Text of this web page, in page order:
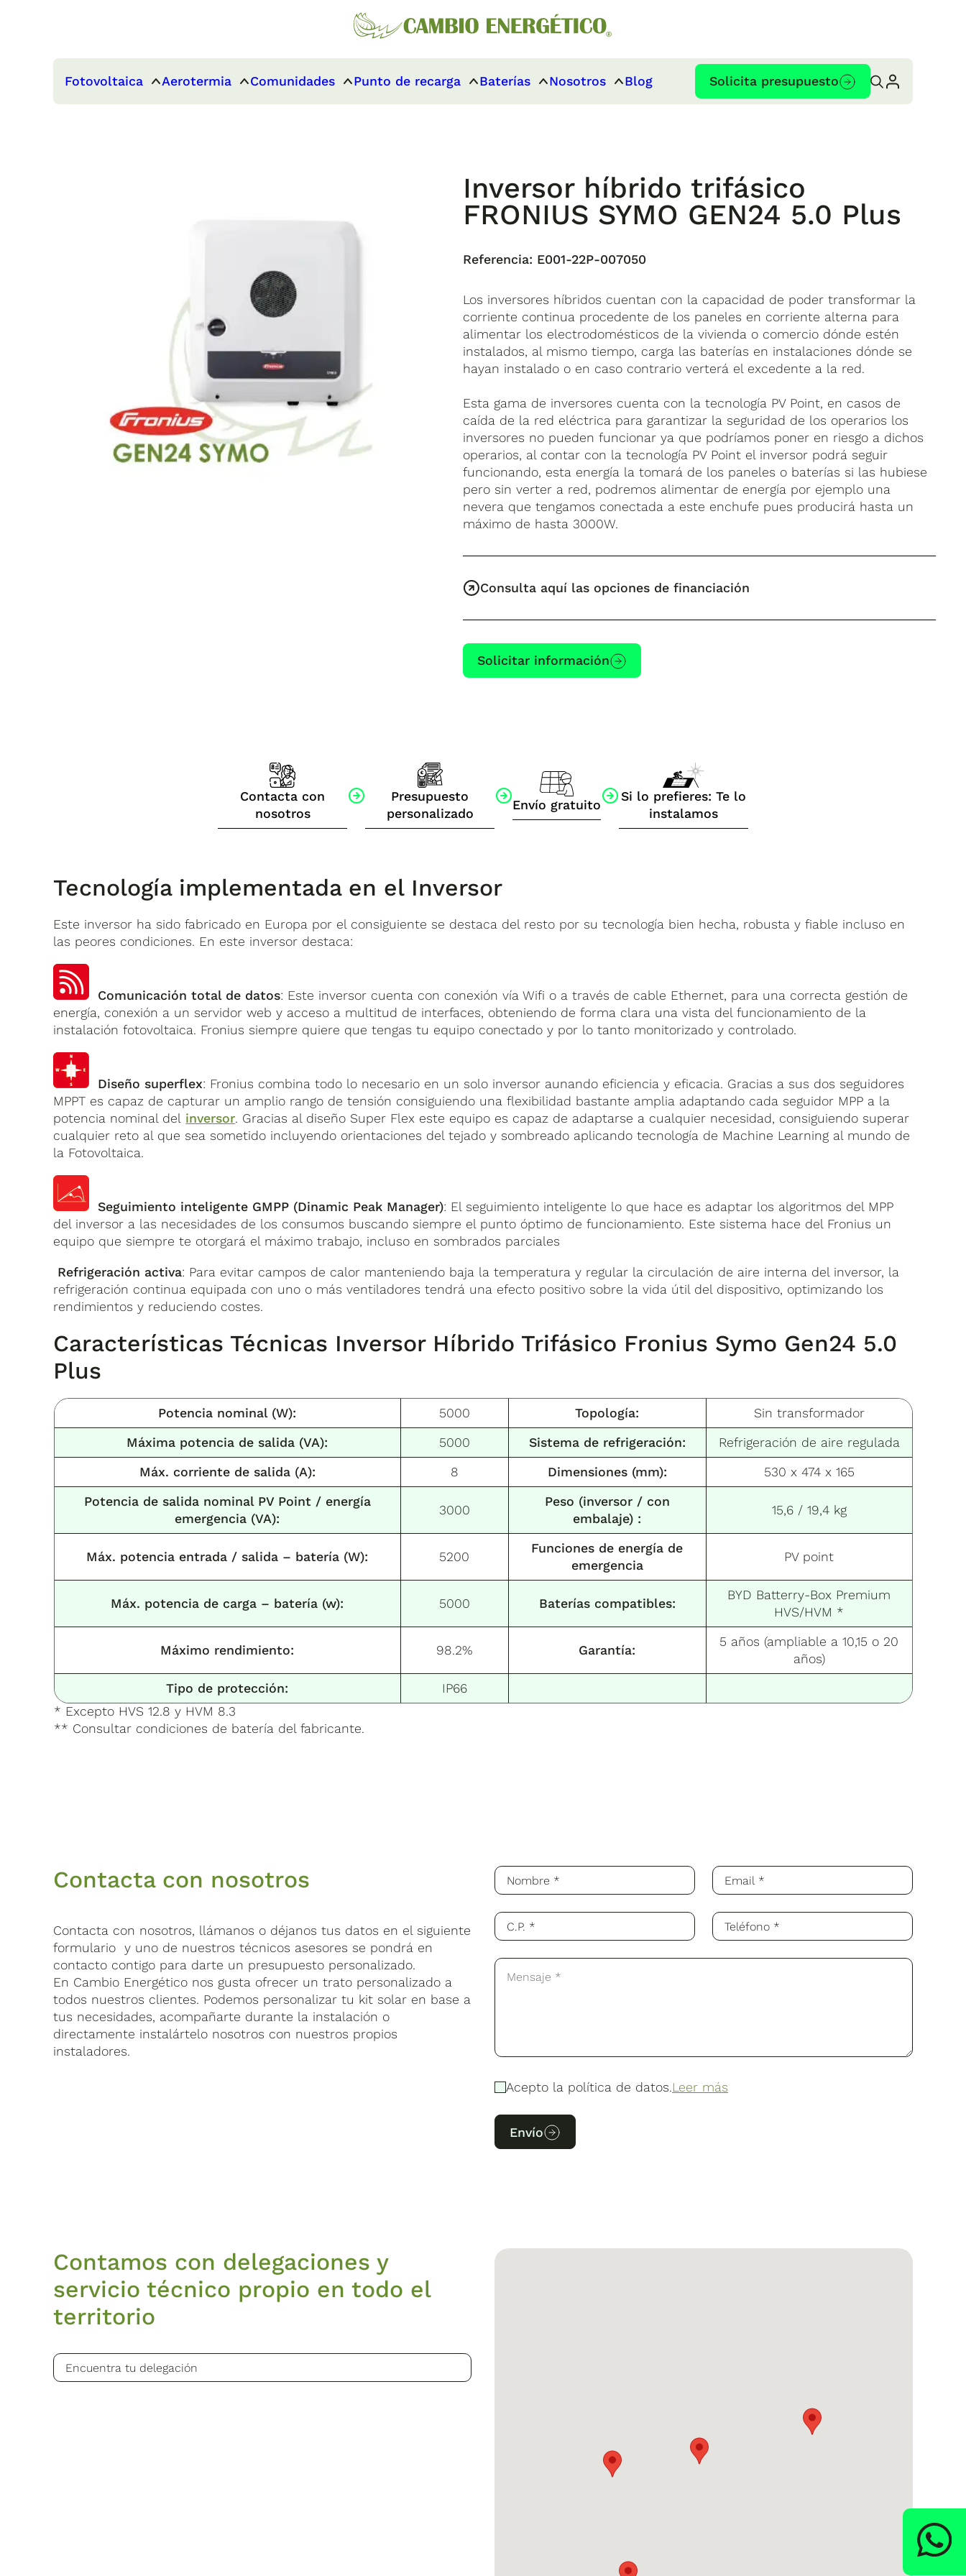
Fotovoltaica Aerotermia Comunidades Punto de recarga Baterías Nosotros Blog Solicita presupuesto
Inversor híbrido trifásico
FRONIUS SYMO GEN24 5.0 Plus
Referencia: E001-22P-007050
Los inversores híbridos cuentan con la capacidad de poder transformar la
corriente continua procedente de los paneles en corriente alterna para
alimentar los electrodomésticos de la vivienda o comercio dónde estén
instalados, al mismo tiempo, carga las baterías en instalaciones dónde se
hayan instalado o en caso contrario verterá el excedente a la red.
Esta gama de inversores cuenta con la tecnología PV Point, en casos de
caída de la red eléctrica para garantizar la seguridad de los operarios los
inversores no pueden funcionar ya que podríamos poner en riesgo a dichos
operarios, al contar con la tecnología PV Point el inversor podrá seguir
funcionando, esta energía la tomará de los paneles o baterías si las hubiese
pero sin verter a red, podremos alimentar de energía por ejemplo una
nevera que tengamos conectada a este enchufe pues producirá hasta un
máximo de hasta 3000W.
Consulta aquí las opciones de financiación
Solicitar información
Contacta con
nosotros
Presupuesto
personalizado
Envío gratuito
Si lo prefieres: Te lo
instalamos
Tecnología implementada en el Inversor
Este inversor ha sido fabricado en Europa por el consiguiente se destaca del resto por su tecnología bien hecha, robusta y fiable incluso en
las peores condiciones. En este inversor destaca:
Comunicación total de datos: Este inversor cuenta con conexión vía Wifi o a través de cable Ethernet, para una correcta gestión de
energía, conexión a un servidor web y acceso a multitud de interfaces, obteniendo de forma clara una vista del funcionamiento de la
instalación fotovoltaica. Fronius siempre quiere que tengas tu equipo conectado y por lo tanto monitorizado y controlado.
Diseño superflex: Fronius combina todo lo necesario en un solo inversor aunando eficiencia y eficacia. Gracias a sus dos seguidores
MPPT es capaz de capturar un amplio rango de tensión consiguiendo una flexibilidad bastante amplia adaptando cada seguidor MPP a la
potencia nominal del inversor. Gracias al diseño Super Flex este equipo es capaz de adaptarse a cualquier necesidad, consiguiendo superar
cualquier reto al que sea sometido incluyendo orientaciones del tejado y sombreado aplicando tecnología de Machine Learning al mundo de
la Fotovoltaica.
Seguimiento inteligente GMPP (Dinamic Peak Manager): El seguimiento inteligente lo que hace es adaptar los algoritmos del MPP
del inversor a las necesidades de los consumos buscando siempre el punto óptimo de funcionamiento. Este sistema hace del Fronius un
equipo que siempre te otorgará el máximo trabajo, incluso en sombrados parciales
Refrigeración activa: Para evitar campos de calor manteniendo baja la temperatura y regular la circulación de aire interna del inversor, la
refrigeración continua equipada con uno o más ventiladores tendrá una efecto positivo sobre la vida útil del dispositivo, optimizando los
rendimientos y reduciendo costes.
Características Técnicas Inversor Híbrido Trifásico Fronius Symo Gen24 5.0
Plus
Potencia nominal (W): 5000 Topología:
Sin transformador
Máxima potencia de salida (VA):
5000 Sistema de refrigeración:
Refrigeración de aire regulada
Máx. corriente de salida (A):
8 Dimensiones (mm):
530 x 474 x 165
Potencia de salida nominal PV Point / energía
emergencia (VA):
3000
Peso (inversor / con
embalaje) :
15,6 / 19,4 kg
Máx. potencia entrada / salida – batería (W): 5200
Funciones de energía de
emergencia
PV point
Máx. potencia de carga – batería (w): 5000 Baterías compatibles:
BYD Batterry-Box Premium
HVS/HVM *
Máximo rendimiento: 98.2% Garantía:
5 años (ampliable a 10,15 o 20
años)
Tipo de protección:
IP66
* Excepto HVS 12.8 y HVM 8.3
** Consultar condiciones de batería del fabricante.
Contacta con nosotros
Contacta con nosotros, llámanos o déjanos tus datos en el siguiente
formulario y uno de nuestros técnicos asesores se pondrá en
contacto contigo para darte un presupuesto personalizado.
En Cambio Energético nos gusta ofrecer un trato personalizado a
todos nuestros clientes. Podemos personalizar tu kit solar en base a
tus necesidades, acompañarte durante la instalación o
directamente instalártelo nosotros con nuestros propios
instaladores.
Acepto la política de datos.Leer más
Envío
Contamos con delegaciones y
servicio técnico propio en todo el
territorio